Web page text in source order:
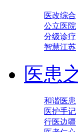
医改综合
公立医院
分级诊疗
智慧江苏
医患
和谐医患
医护手记
行医边疆